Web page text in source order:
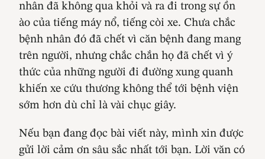
nhân đã không qua khỏi và ra đi trong sự ồn
ào của tiếng máy nổ, tiếng còi xe. Chưa chắc
bệnh nhân đó đã chết vì căn bệnh đang mang
trên người, nhưng chắc chắn họ đã chết vì ý
thức của những người đi đường xung quanh
khiến xe cứu thương không thể tới bệnh viện
sớm hơn dù chỉ là vài chục giây.
Nếu bạn đang đọc bài viết này, mình xin được
gửi lời cảm ơn sâu sắc nhất tới bạn. Lời văn có